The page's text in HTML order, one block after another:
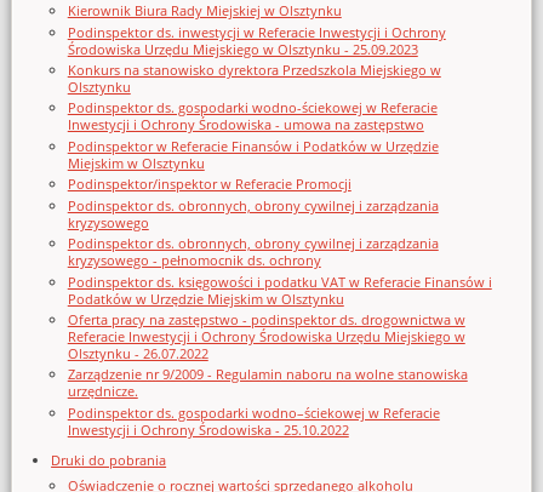
Kierownik Biura Rady Miejskiej w Olsztynku
Podinspektor ds. inwestycji w Referacie Inwestycji i Ochrony
Środowiska Urzędu Miejskiego w Olsztynku - 25.09.2023
Konkurs na stanowisko dyrektora Przedszkola Miejskiego w
Olsztynku
Podinspektor ds. gospodarki wodno-ściekowej w Referacie
Inwestycji i Ochrony Środowiska - umowa na zastępstwo
Podinspektor w Referacie Finansów i Podatków w Urzędzie
Miejskim w Olsztynku
Podinspektor/inspektor w Referacie Promocji
Podinspektor ds. obronnych, obrony cywilnej i zarządzania
kryzysowego
Podinspektor ds. obronnych, obrony cywilnej i zarządzania
kryzysowego - pełnomocnik ds. ochrony
Podinspektor ds. księgowości i podatku VAT w Referacie Finansów i
Podatków w Urzędzie Miejskim w Olsztynku
Oferta pracy na zastępstwo - podinspektor ds. drogownictwa w
Referacie Inwestycji i Ochrony Środowiska Urzędu Miejskiego w
Olsztynku - 26.07.2022
Zarządzenie nr 9/2009 - Regulamin naboru na wolne stanowiska
urzędnicze.
Podinspektor ds. gospodarki wodno–ściekowej w Referacie
Inwestycji i Ochrony Środowiska - 25.10.2022
Druki do pobrania
Oświadczenie o rocznej wartości sprzedanego alkoholu